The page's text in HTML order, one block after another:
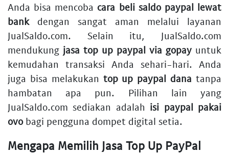
Anda bisa mencoba cara beli saldo paypal lewat
bankdengan sangat aman melalui layanan
JualSaldo.com. Selain itu, JualSaldo.com
mendukung jasa top up paypal via gopay untuk
kemudahan transaksi Anda sehari-hari. Anda
juga bisa melakukan top up paypal dana tanpa
hambatan apa pun. Pilihan lain yang
JualSaldo.com sediakan adalah isi paypal pakai
ovobagi pengguna dompet digital setia.
Mengapa Memilih Jasa Top Up PayPal